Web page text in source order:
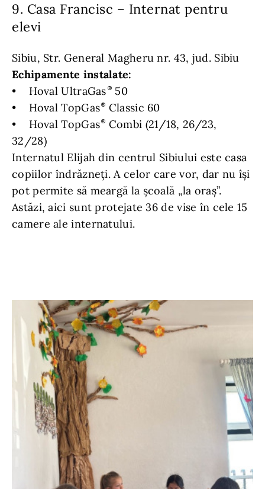
9. Casa Francisc – Internat pentru
elevi
Sibiu, Str. General Magheru nr. 43, jud. Sibiu
Echipamente instalate:
• Hoval UltraGas
50
• Hoval TopGas
Classic 60
• Hoval TopGas
Combi (21/18, 26/23,
32/28)
Internatul Elijah din centrul Sibiului este casa
copiilor îndrăzneți. A celor care vor, dar nu își
pot permite să meargă la școală „la oraș”.
Astăzi, aici sunt protejate 36 de vise în cele 15
camere ale internatului.